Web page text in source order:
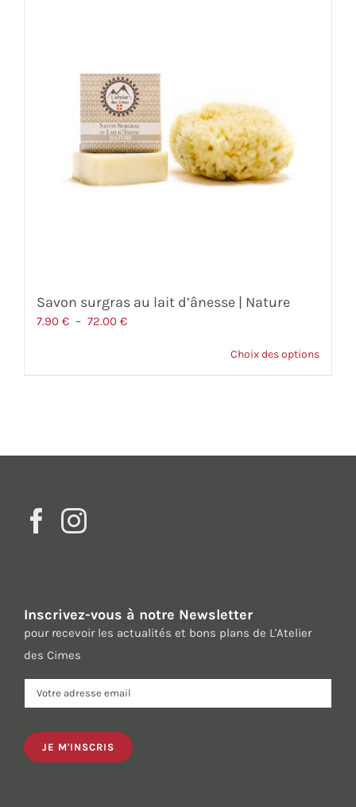
Savon surgras au lait d’ânesse | Nature
7.90 € – 72.00 €Plage
Choix des options
Inscrivez-vous à notre Newsletter
pour recevoir les actualités et bons plans de L'Atelier
des Cimes